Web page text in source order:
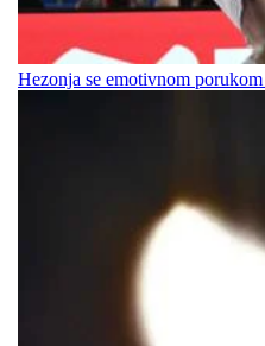
Hezonja se emotivnom